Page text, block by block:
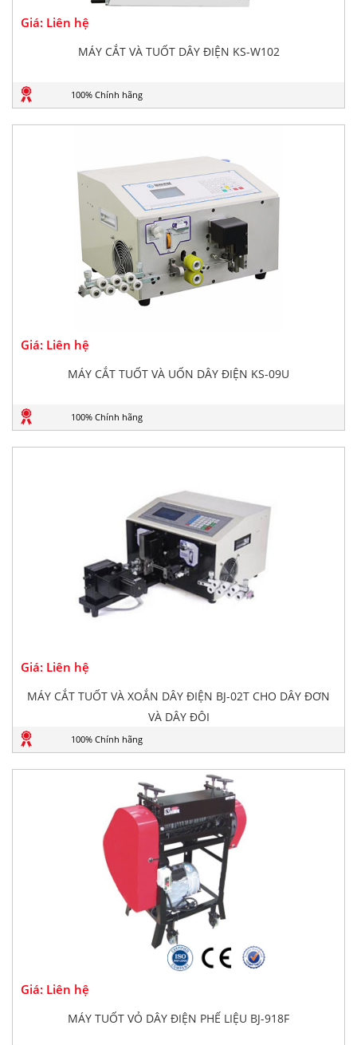
Giá: Liên hệ
MÁY CẮT VÀ TUỐT DÂY ĐIỆN KS-W102
100% Chính hãng
Giá: Liên hệ
MÁY CẮT TUỐT VÀ UỐN DÂY ĐIỆN KS-09U
100% Chính hãng
Giá: Liên hệ
MÁY CẮT TUỐT VÀ XOẮN DÂY ĐIỆN BJ-02T CHO DÂY ĐƠN
VÀ DÂY ĐÔI
100% Chính hãng
Giá: Liên hệ
MÁY TUỐT VỎ DÂY ĐIỆN PHẾ LIỆU BJ-918F